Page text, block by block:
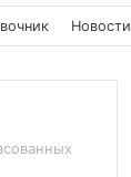
Новости